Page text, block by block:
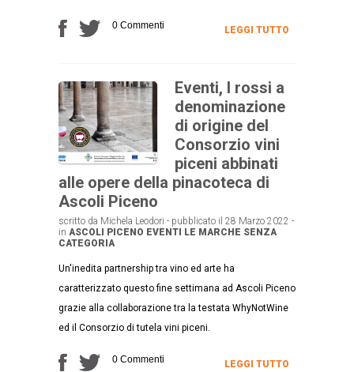
0 Commenti LEGGI TUTTO
Eventi, I rossi a
denominazione
di origine del
Consorzio vini
piceni abbinati
alle opere della pinacoteca di
Ascoli Piceno
scritto da Michela Leodori - pubblicato il 28 Marzo 2022 -
in ASCOLI PICENO EVENTI LE MARCHE SENZA
CATEGORIA
Un'inedita partnership tra vino ed arte ha
caratterizzato questo fine settimana ad Ascoli Piceno
grazie alla collaborazione tra la testata WhyNotWine
ed il Consorzio di tutela vini piceni.
0 Commenti LEGGI TUTTO